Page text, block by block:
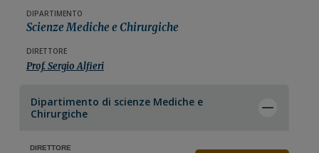
DIPARTIMENTO
Scienze Mediche e Chirurgiche
DIRETTORE
Prof. Sergio Alfieri
Dipartimento di scienze Mediche e
Chirurgiche
DIRETTORE